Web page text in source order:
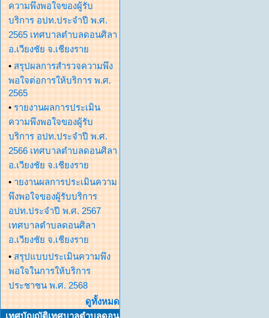
ความพึงพอใจของผู้รับ
บริการ อปท.ประจำปี พ.ศ.
2565 เทศบาลตำบลดอนศิลา
อ.เวียงชัย จ.เชียงราย
• สรุปผลการสำรวจความพึง
พอใจต่อการให้บริการ พ.ศ.
2565
• รายงานผลการประเมิน
ความพึงพอใจของผู้รับ
บริการ อปท.ประจำปี พ.ศ.
2566 เทศบาลตำบลดอนศิลา
อ.เวียงชัย จ.เชียงราย
• ายงานผลการประเมินความ
พึงพอใจของผู้รับบริการ
อปท.ประจำปี พ.ศ. 2567
เทศบาลตำบลดอนศิลา
อ.เวียงชัย จ.เชียงราย
• สรุปแบบประเมินความพึง
พอใจในการให้บริการ
ประชาชน พ.ศ. 2568
ดูทั้งหมด
เทศบัญญัติเทศบาลตำบลดอน